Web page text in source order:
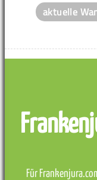
aktuelle
Für